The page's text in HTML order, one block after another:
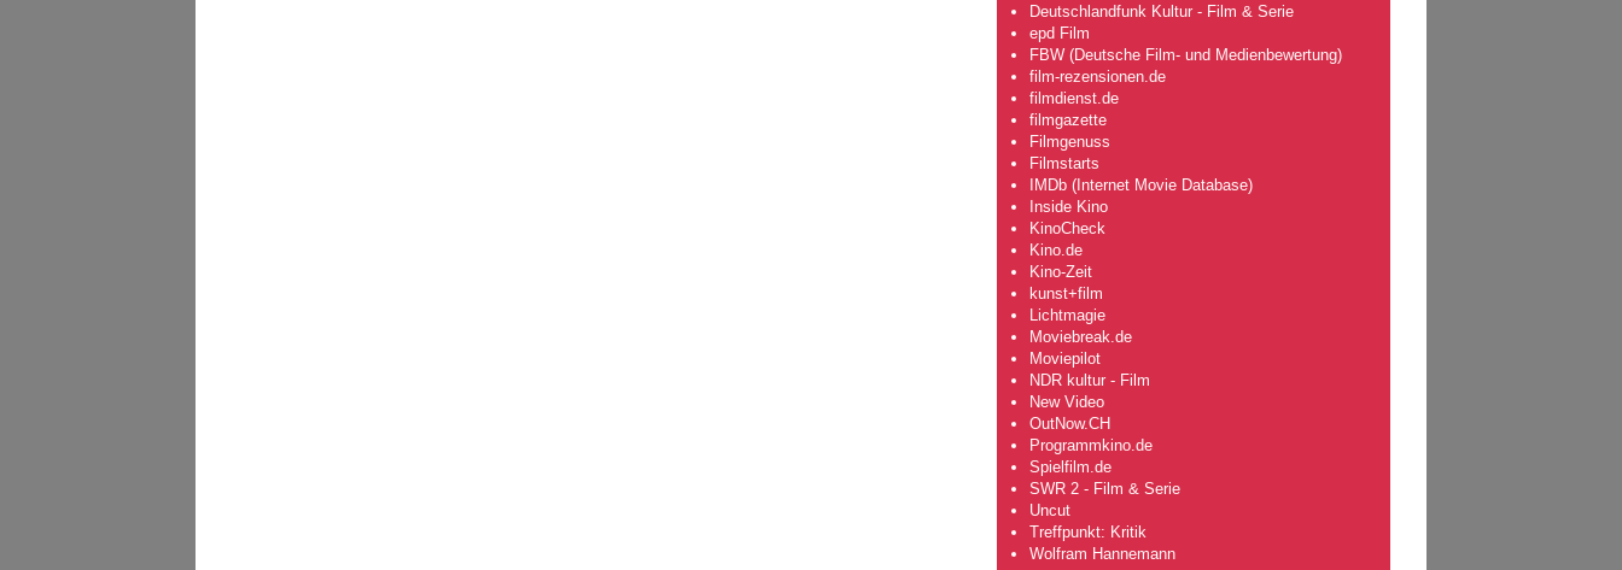
Deutschlandfunk Kultur - Film & Serie
epd Film
FBW (Deutsche Film- und Medienbewertung)
film-rezensionen.de
filmdienst.de
filmgazette
Filmgenuss
Filmstarts
IMDb (Internet Movie Database)
Inside Kino
KinoCheck
Kino.de
Kino-Zeit
kunst+film
Lichtmagie
Moviebreak.de
Moviepilot
NDR kultur - Film
New Video
OutNow.CH
Programmkino.de
Spielfilm.de
SWR 2 - Film & Serie
Uncut
Treffpunkt: Kritik
Wolfram Hannemann